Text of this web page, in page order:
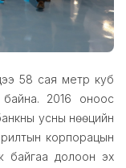
58 сая метр куб
2016 оноос
усны нөөцийн
корпорацын
байгаа долоон эх